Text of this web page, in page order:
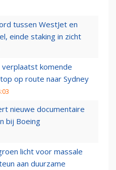
tussen WestJet en
einde staking in zicht
verplaatst komende
op route naar Sydney
nieuwe documentaire
bij Boeing
licht voor massale
aan duurzame